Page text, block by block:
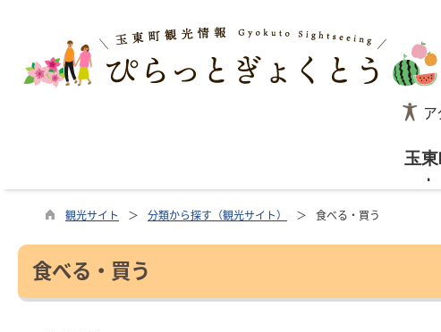
玉
ッ
観光サイト 分類から探す（観光サイト） 食べる・買う
食べる・買う